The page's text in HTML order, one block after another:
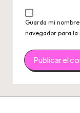
Guarda mi
navegador para la